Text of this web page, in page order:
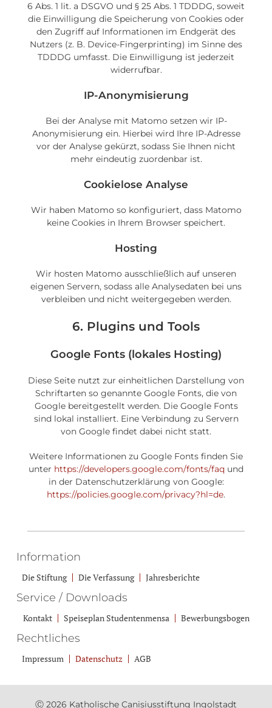
6 Abs. 1 lit. a DSGVO und § 25 Abs. 1 TDDDG, soweit
die Einwilligung die Speicherung von Cookies oder
den Zugriff auf Informationen im Endgerät des
Nutzers (z. B. Device-Fingerprinting) im Sinne des
TDDDG umfasst. Die Einwilligung ist jederzeit
widerrufbar.
IP-Anonymisierung
Bei der Analyse mit Matomo setzen wir IP-
Anonymisierung ein. Hierbei wird Ihre IP-Adresse
vor der Analyse gekürzt, sodass Sie Ihnen nicht
mehr eindeutig zuordenbar ist.
Cookielose Analyse
Wir haben Matomo so konfiguriert, dass Matomo
keine Cookies in Ihrem Browser speichert.
Hosting
Wir hosten Matomo ausschließlich auf unseren
eigenen Servern, sodass alle Analysedaten bei uns
verbleiben und nicht weitergegeben werden.
6. Plugins und Tools
Google Fonts (lokales Hosting)
Diese Seite nutzt zur einheitlichen Darstellung von
Schriftarten so genannte Google Fonts, die von
Google bereitgestellt werden. Die Google Fonts
sind lokal installiert. Eine Verbindung zu Servern
von Google findet dabei nicht statt.
Weitere Informationen zu Google Fonts finden Sie
unter https://developers.google.com/fonts/faq und
in der Datenschutzerklärung von Google:
https://policies.google.com/privacy?hl=de.
Information
Die Stiftung Die Verfassung Jahresberichte
Service / Downloads
Kontakt Speiseplan Studentenmensa Bewerbungsbogen
Rechtliches
Impressum Datenschutz AGB
Ⓒ 2026 Katholische Canisiusstiftung Ingolstadt